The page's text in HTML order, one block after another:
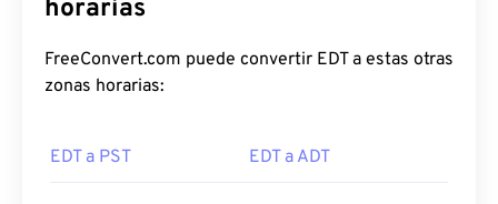
horarias
FreeConvert.com puede convertir EDT a estas otras
zonas horarias:
EDT a PST EDT a ADT